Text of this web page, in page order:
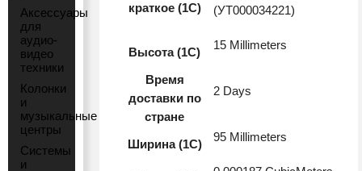
Аксессуары
для
аудио-
видео
техники
Колонки
и
музыкальные
центры
Системы
и
краткое (1C)
(УТ000034221)
Высота (1С)
15 Millimeters
Время
доставки по
стране
2 Days
Ширина (1С)
95 Millimeters